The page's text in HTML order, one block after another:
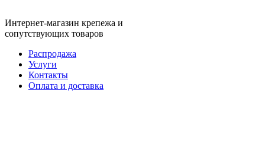
Интернет-магазин крепежа и
сопутствующих товаров
Распродажа
Услуги
Контакты
Оплата и доставка